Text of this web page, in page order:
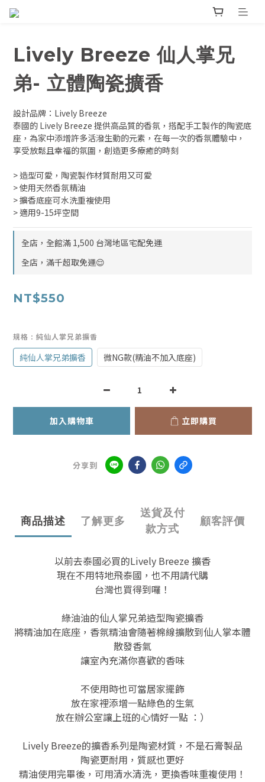
Lively Breeze 仙人掌兄
弟- 立體陶瓷擴香
設計品牌：Lively Breeze
泰國的 Lively Breeze 提供高品質的香氛，搭配手工製作的陶瓷底
座，為家中添增許多活潑生動的元素，在每一次的香氛體驗中，
享受放鬆且幸福的氛圍，創造更多療癒的時刻
> 造型可愛，陶瓷製作材質耐用又可愛
> 使用天然香氛精油
> 擴香底座可水洗重複使用
> 適用9-15坪空間
全店，全館滿 1,500 台灣地區宅配免運
全店，滿千超取免運😌
NT$550
規格 : 純仙人掌兄弟擴香
純仙人掌兄弟擴香 微NG款(精油不加入底座)
加入購物車 立即購買
分享到
商品描述 了解更多
送貨及付
款方式
顧客評價
以前去泰國必買的Lively Breeze 擴香
現在不用特地飛泰國，也不用請代購
台灣也買得到囉！
綠油油的仙人掌兄弟造型陶瓷擴香
將精油加在底座，香氛精油會隨著棉線擴散到仙人掌本體
散發香氣
讓室內充滿你喜歡的香味
不使用時也可當居家擺飾
放在家裡添增一點綠色的生氣
放在辦公室讓上班的心情好一點 ：）
Lively Breeze的擴香系列是陶瓷材質，不是石膏製品
陶瓷更耐用，質感也更好
精油使用完畢後，可用清水清洗，更換香味重複使用！